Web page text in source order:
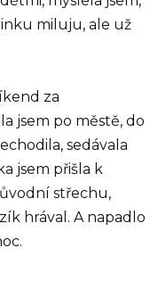
miluju, ale už
za
jsem po městě, do
sedávala
jsem přišla k
střechu,
hrával. A napadlo